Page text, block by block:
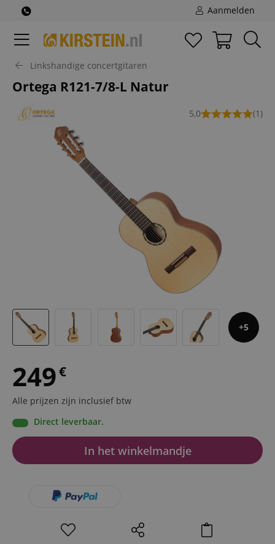
Aanmelden
Linkshandige concertgitaren
Ortega R121-7/8-L Natur
5,0 (1)
5
249€
Alle prijzen zijn inclusief btw
Direct leverbaar.
In het winkelmandje